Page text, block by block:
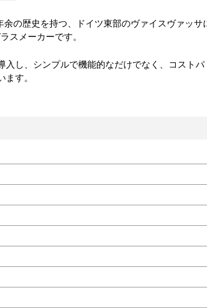
の歴史を持つ、ドイツ東部のヴァイスヴァッサ
スメーカーです。
し、シンプルで機能的なだけでなく、コストパ
す。